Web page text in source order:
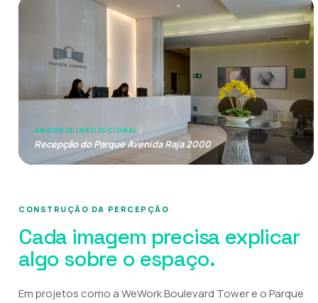
AMBIENTE INSTITUCIONAL
Recepção do Parque Avenida Raja 2000
CONSTRUÇÃO DA PERCEPÇÃO
Cada imagem precisa explicar
algo sobre o espaço.
Em projetos como a WeWork Boulevard Tower e o Parque